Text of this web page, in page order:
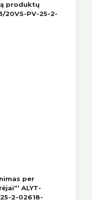
produktų
20VS-PV-25-2-
per
ALYT-
2-02618-